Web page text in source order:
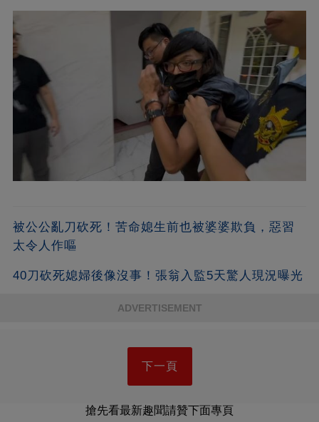
被公公亂刀砍死！苦命媳生前也被婆婆欺負，惡習
太令人作嘔
40刀砍死媳婦後像沒事！張翁入監5天驚人現況曝光
ADVERTISEMENT
下一頁
搶先看最新趣聞請贊下面專頁